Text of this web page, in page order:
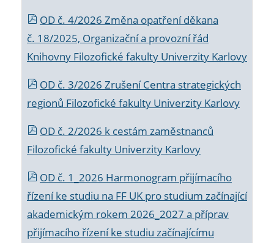
OD č. 4/2026 Změna opatření děkana
č. 18/2025, Organizační a provozní řád
Knihovny Filozofické fakulty Univerzity Karlovy
OD č. 3/2026 Zrušení Centra strategických
regionů Filozofické fakulty Univerzity Karlovy
OD č. 2/2026 k cestám zaměstnanců
Filozofické fakulty Univerzity Karlovy
OD č. 1_2026 Harmonogram přijímacího
řízení ke studiu na FF UK pro studium začínající
akademickým rokem 2026_2027 a příprav
přijímacího řízení ke studiu začínajícímu